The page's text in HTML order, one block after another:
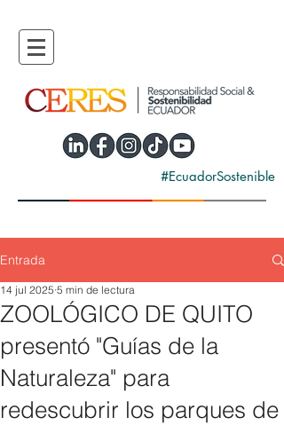
#EcuadorSostenible
Entrada
ZOOLÓGICO DE QUITO
presentó "Guías de la
Naturaleza" para
redescubrir los parques de
14 jul 2025 5 min de lectura